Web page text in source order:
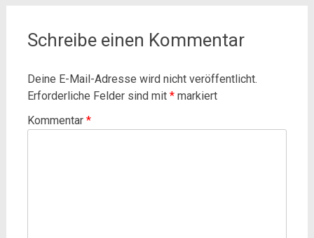
Schreibe einen Kommentar
Deine E-Mail-Adresse wird nicht veröffentlicht.
Erforderliche Felder sind mit *markiert
Kommentar *